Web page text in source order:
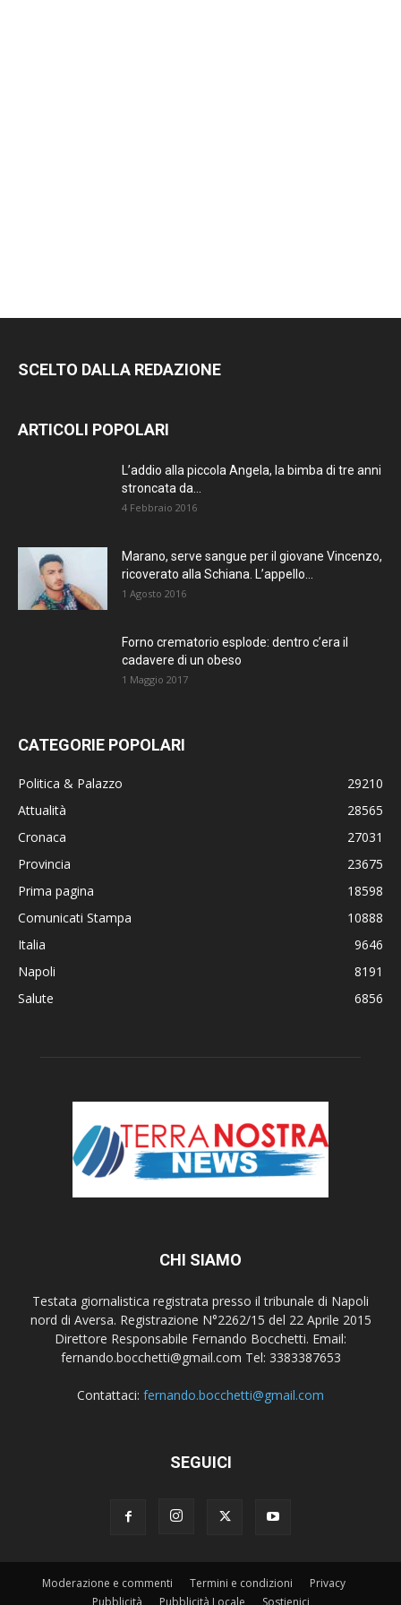
SCELTO DALLA REDAZIONE
ARTICOLI POPOLARI
L’addio alla piccola Angela, la bimba di tre anni
stroncata da...
4 Febbraio 2016
Marano, serve sangue per il giovane Vincenzo,
ricoverato alla Schiana. L’appello...
1 Agosto 2016
Forno crematorio esplode: dentro c’era il
cadavere di un obeso
1 Maggio 2017
CATEGORIE POPOLARI
Politica & Palazzo
29210
Attualità
28565
Cronaca
27031
Provincia
23675
Prima pagina
18598
Comunicati Stampa
10888
Italia
9646
Napoli
8191
Salute
6856
CHI SIAMO
Testata giornalistica registrata presso il tribunale di Napoli
nord di Aversa. Registrazione N°2262/15 del 22 Aprile 2015
Direttore Responsabile Fernando Bocchetti. Email:
fernando.bocchetti@gmail.com Tel: 3383387653
Contattaci: fernando.bocchetti@gmail.com
SEGUICI
Moderazione e commenti Termini e condizioni
Privacy
Pubblicità
Pubblicità Locale Sostienici